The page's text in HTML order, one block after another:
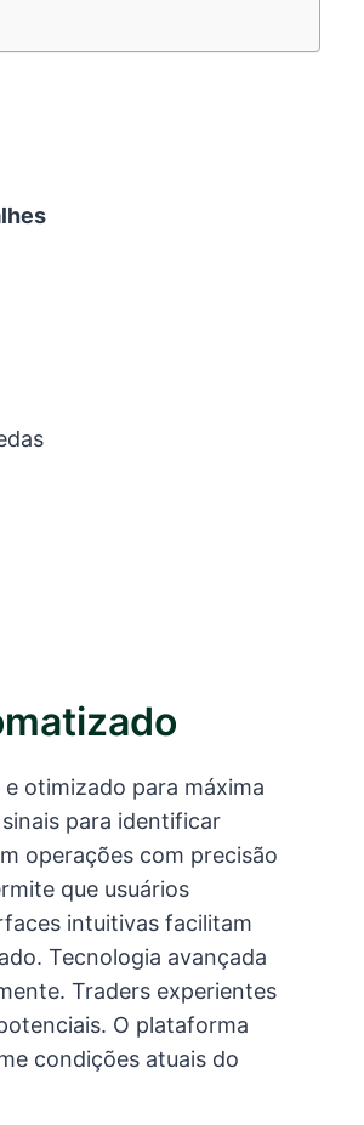
otimizado para máxima
para identificar
operações com precisão
que usuários
intuitivas facilitam
Tecnologia avançada
Traders experientes
O plataforma
condições atuais do